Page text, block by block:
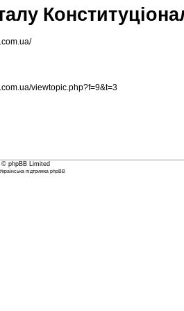
viewtopic.php?f=9&t=3
phpBB Limited
Українська підтримка phpBB